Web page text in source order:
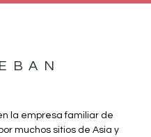
la empresa familiar de
muchos sitios de Asia y